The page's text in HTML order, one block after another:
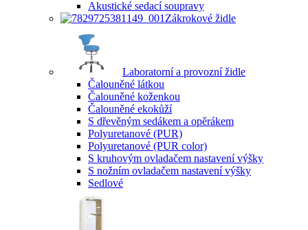
Akustické sedací soupravy
Zákrokové židle
Laboratorní a provozní židle
Čalouněné látkou
Čalouněné koženkou
Čalouněné ekokůží
S dřevěným sedákem a opěrákem
Polyuretanové (PUR)
Polyuretanové (PUR color)
S kruhovým ovladačem nastavení výšky
S nožním ovladačem nastavení výšky
Sedlové